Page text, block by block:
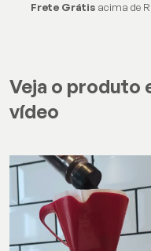
Frete Grátisacima de
Veja o produto
vídeo